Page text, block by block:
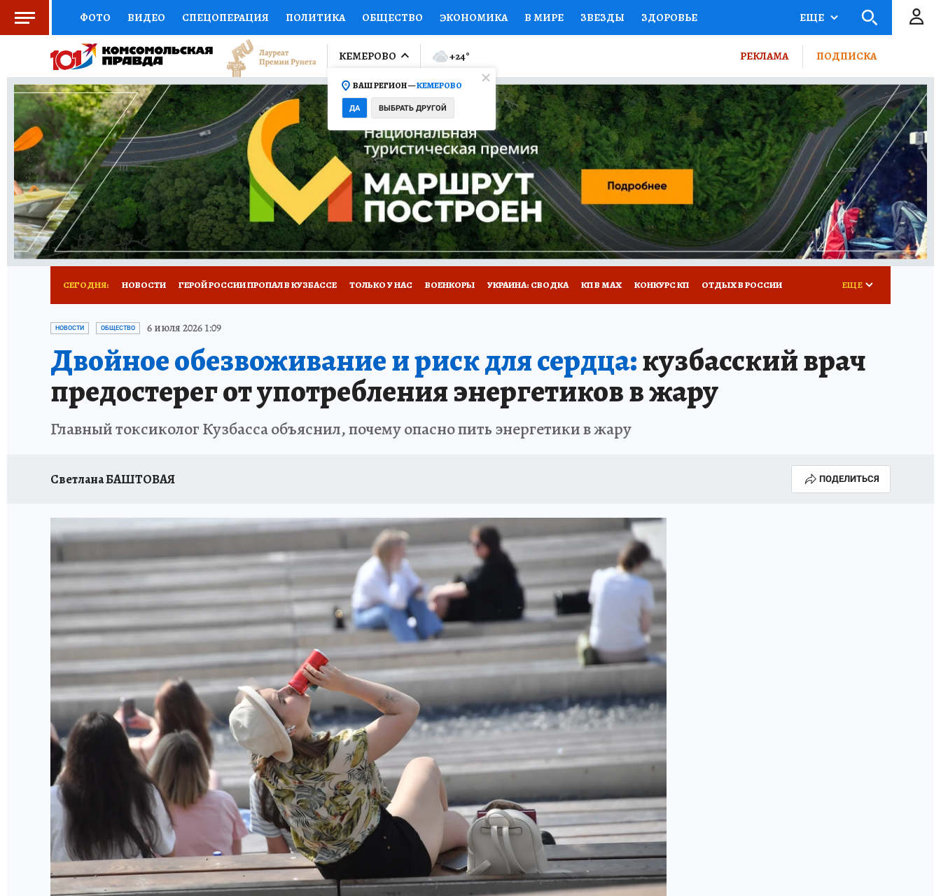
ФОТО ВИДЕО СПЕЦОПЕРАЦИЯ ПОЛИТИКА ОБЩЕСТВО ЭКОНОМИКА В МИРЕ ЗВЕЗДЫ ЗДОРОВЬЕ
СОЦПОДДЕРЖКА НАУКА СПОРТ КОЛУМНИСТЫ ПРОИСШЕСТВИЯ
ВЫБОР ЭКСПЕРТОВ ДОКТОР ФИНАНСЫ ОТКРЫВАЕМ МИР Я ЗНАЮ СЕМЬЯ ЖЕНСКИЕ СЕКРЕТЫ ПУТЕВОДИТЕЛЬ
КНИЖНАЯ ПОЛКА ПРОГНОЗЫ НА СПОРТ ПРОМОКОДЫ СЕРИАЛЫ СПЕЦПРОЕКТЫ ДЕФИЦИТ ЖЕЛЕЗА ТУРИЗМ
ПРЕСС-ЦЕНТР НЕДВИЖИМОСТЬ ТЕЛЕВИЗОР КОНКУРСЫ РАБОТА У НАС ГИД ПОТРЕБИТЕЛЯ ВСЕ О КП РАДИО КП
РЕКЛАМА ТЕСТЫ НОВОЕ НА САЙТЕ
ЕЩЕ
КЕМЕРОВО
ВАШ РЕГИОН —КЕМЕРОВО
ДА ВЫБРАТЬ ДРУГОЙ
+24° РЕКЛАМА ПОДПИСКА
СЕГОДНЯ: НОВОСТИ ГЕРОЙ РОССИИ ПРОПАЛ В КУЗБАССЕ ТОЛЬКО У НАС ВОЕНКОРЫ УКРАИНА: СВОДКА КП В МАХ КОНКУРС КП ОТДЫХ В РОССИИ
ЗАПОВЕДНАЯ РОССИЯ
ЕЩЕ
НОВОСТИ ОБЩЕСТВО 6 июля 2026 1:09
Двойное обезвоживание и риск для сердца:кузбасский врач
предостерег от употребления энергетиков в жару
Главный токсиколог Кузбасса объяснил, почему опасно пить энергетики в жару
Светлана БАШТОВАЯ ПОДЕЛИТЬСЯ